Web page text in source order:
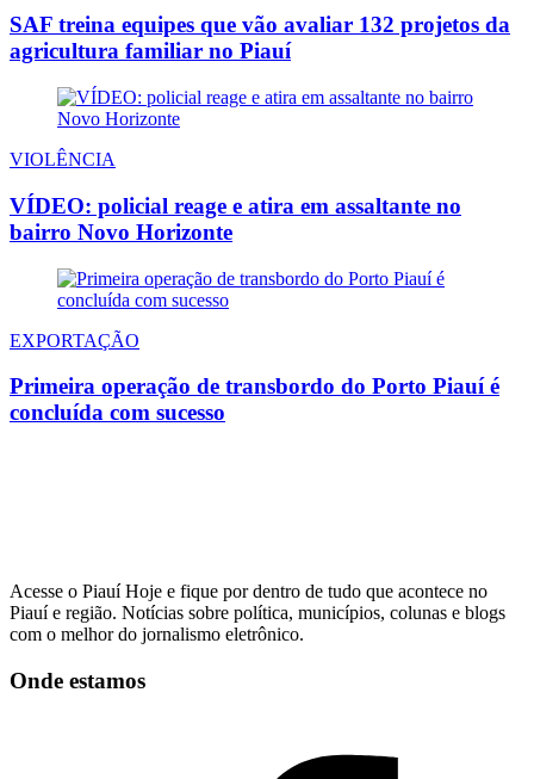
SAF treina equipes que vão avaliar 132 projetos da
agricultura familiar no Piauí
VIOLÊNCIA
VÍDEO: policial reage e atira em assaltante no
bairro Novo Horizonte
EXPORTAÇÃO
Primeira operação de transbordo do Porto Piauí é
concluída com sucesso
Acesse o Piauí Hoje e fique por dentro de tudo que acontece no
Piauí e região. Notícias sobre política, municípios, colunas e blogs
com o melhor do jornalismo eletrônico.
Onde estamos